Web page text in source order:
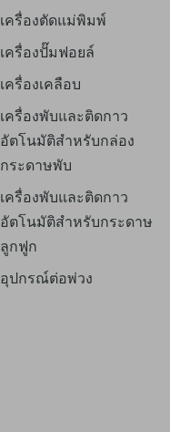
เครื่องตัดแม่พิมพ์
เครื่องปั๊มฟอยล์
เครื่องเคลือบ
เครื่องพับและติดกาว
อัตโนมัติสำหรับกล่อง
กระดาษพับ
เครื่องพับและติดกาว
อัตโนมัติสำหรับกระดาษ
ลูกฟูก
อุปกรณ์ต่อพ่วง